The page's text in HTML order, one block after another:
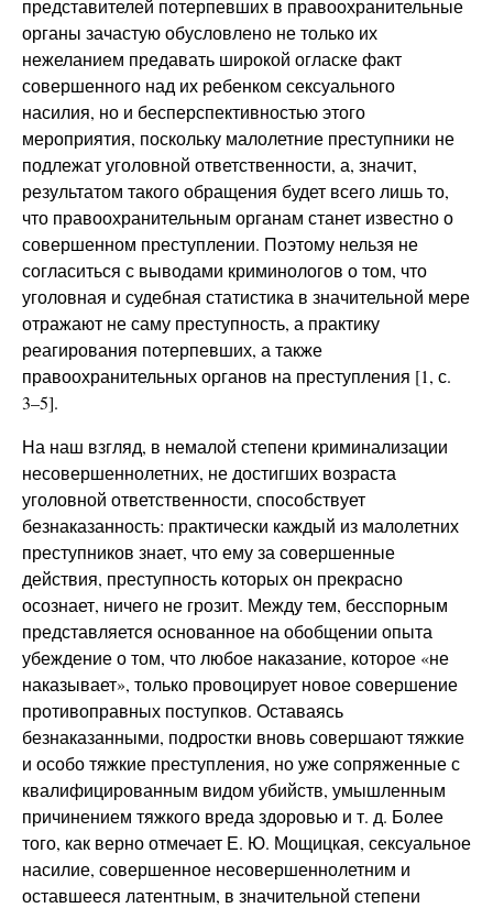
представителей потерпевших в правоохранительные
органы зачастую обусловлено не только их
нежеланием предавать широкой огласке факт
совершенного над их ребенком сексуального
насилия, но и бесперспективностью этого
мероприятия, поскольку малолетние преступники не
подлежат уголовной ответственности, а, значит,
результатом такого обращения будет всего лишь то,
что правоохранительным органам станет известно о
совершенном преступлении. Поэтому нельзя не
согласиться с выводами криминологов о том, что
уголовная и судебная статистика в значительной мере
отражают не саму преступность, а практику
реагирования потерпевших, а также
правоохранительных органов на преступления [1, с.
3–5].
На наш взгляд, в немалой степени криминализации
несовершеннолетних, не достигших возраста
уголовной ответственности, способствует
безнаказанность: практически каждый из малолетних
преступников знает, что ему за совершенные
действия, преступность которых он прекрасно
осознает, ничего не грозит. Между тем, бесспорным
представляется основанное на обобщении опыта
убеждение о том, что любое наказание, которое «не
наказывает», только провоцирует новое совершение
противоправных поступков. Оставаясь
безнаказанными, подростки вновь совершают тяжкие
и особо тяжкие преступления, но уже сопряженные с
квалифицированным видом убийств, умышленным
причинением тяжкого вреда здоровью и т. д. Более
того, как верно отмечает Е. Ю. Мощицкая, сексуальное
насилие, совершенное несовершеннолетним и
оставшееся латентным, в значительной степени